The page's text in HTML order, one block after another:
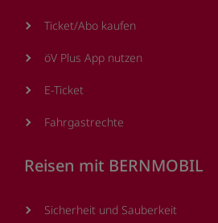
Ticket/Abo kaufen
öV Plus App nutzen
E-Ticket
Fahrgastrechte
Reisen mit BERNMOBIL
Sicherheit und Sauberkeit